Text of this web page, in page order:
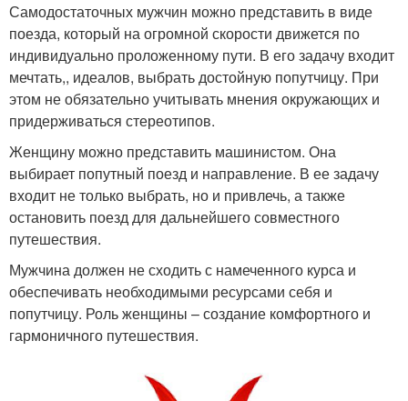
Самодостаточных мужчин можно представить в виде
поезда, который на огромной скорости движется по
индивидуально проложенному пути. В его задачу входит
мечтать,, идеалов, выбрать достойную попутчицу. При
этом не обязательно учитывать мнения окружающих и
придерживаться стереотипов.
Женщину можно представить машинистом. Она
выбирает попутный поезд и направление. В ее задачу
входит не только выбрать, но и привлечь, а также
остановить поезд для дальнейшего совместного
путешествия.
Мужчина должен не сходить с намеченного курса и
обеспечивать необходимыми ресурсами себя и
попутчицу. Роль женщины – создание комфортного и
гармоничного путешествия.